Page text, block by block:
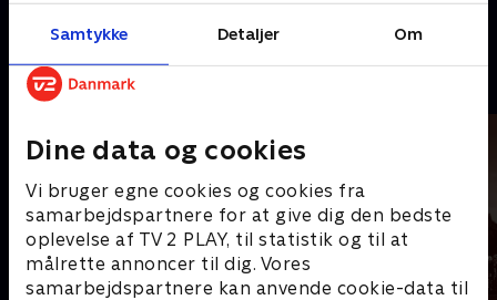
Samtykke Detaljer Om
Dine data og cookies
Vi bruger egne cookies og cookies fra
samarbejdspartnere for at give dig den bedste
oplevelse af TV 2 PLAY, til statistik og til at
målrette annoncer til dig. Vores
samarbejdspartnere kan anvende cookie-data til
Andre så også